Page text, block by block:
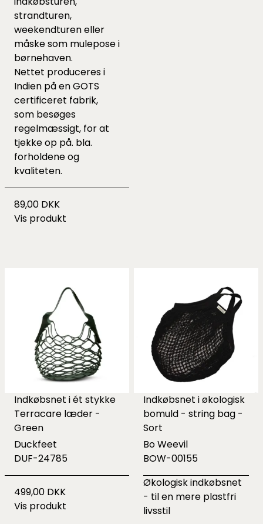
strandturen,
weekendturen eller
måske som mulepose i
børnehaven.
Nettet produceres i
Indien på en GOTS
certificeret fabrik,
som besøges
regelmæssigt, for at
tjekke op på. bla.
forholdene og
kvaliteten.
89,00 DKK
Vis produkt
Indkøbsnet i ét stykke
Terracare læder -
Green
Duckfeet
DUF-24785
499,00 DKK
Vis produkt
Indkøbsnet i økologisk
bomuld - string bag -
Sort
Bo Weevil
BOW-00155
Økologisk indkøbsnet
- til en mere plastfri
livsstil